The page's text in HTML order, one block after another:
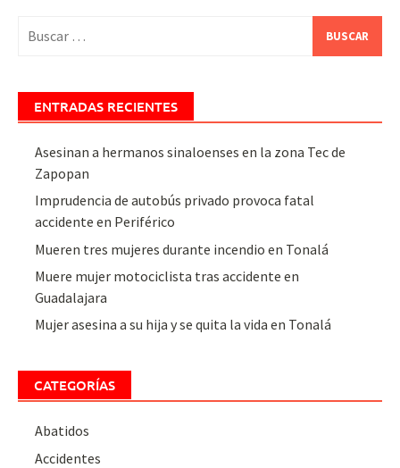
ENTRADAS RECIENTES
Asesinan a hermanos sinaloenses en la zona Tec de
Zapopan
Imprudencia de autobús privado provoca fatal
accidente en Periférico
Mueren tres mujeres durante incendio en Tonalá
Muere mujer motociclista tras accidente en
Guadalajara
Mujer asesina a su hija y se quita la vida en Tonalá
CATEGORÍAS
Abatidos
Accidentes